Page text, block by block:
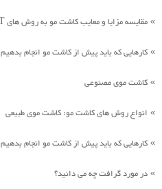
» مقایسه مزایا و معایب کاشت مو به روش های FIT، FUT و SUT
» کارهایی که باید پیش از کاشت مو انجام بدهیم
» کاشت موی مصنوعی
» انواع روش های کاشت مو: کاشت موی طبیعی
» کارهایی که باید پیش از کاشت مو انجام بدهیم
» در مورد گرافت چه می دانید؟